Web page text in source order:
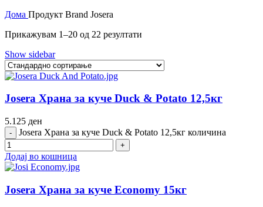
Дома Продукт Brand Josera
Прикажувам 1–20 од 22 резултати
Show sidebar
Josera Храна за куче Duck & Potato 12,5кг
5.125 ден
Josera Храна за куче Duck & Potato 12,5кг количина
Додај во кошница
Josera Храна за куче Economy 15кг